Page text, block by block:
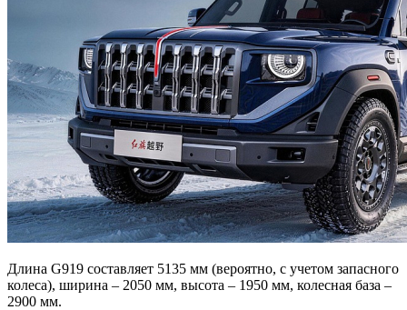
Длина G919 составляет 5135 мм (вероятно, с учетом запасного
колеса), ширина – 2050 мм, высота – 1950 мм, колесная база –
2900 мм.